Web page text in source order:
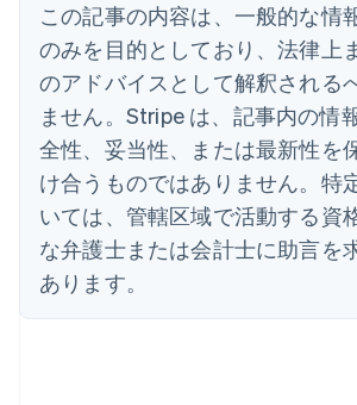
この記事の内容は、一般的な情
のみを目的としており、法律上
のアドバイスとして解釈される
ません。Stripe は、記事内の情
全性、妥当性、または最新性を
け合うものではありません。特
いては、管轄区域で活動する資
な弁護士または会計士に助言を
あります。
イタリア
Italiano English
インド
English
エストニア
English
オーストラリア
English
オーストリア
Deutsch English
オランダ
Nederlands